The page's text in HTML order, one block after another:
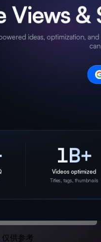
供参考